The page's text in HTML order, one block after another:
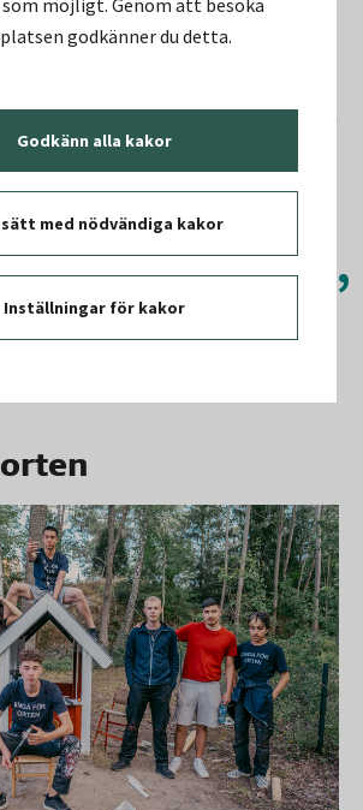
som möjligt. Genom att besöka
godkänner du detta.
Godkänn alla kakor
med nödvändiga kakor
Inställningar för kakor
handlar om så mycket
och färg. Vi vill skapa
för hur städer byggs,
visa att barns
är viktiga på riktigt.
Sandra Mobaraki